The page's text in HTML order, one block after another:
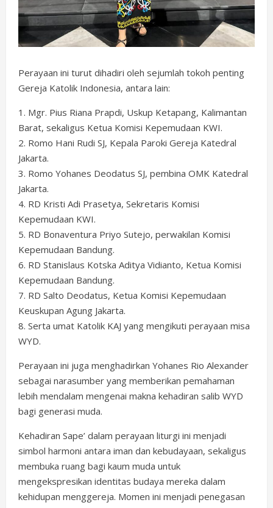
Perayaan ini turut dihadiri oleh sejumlah tokoh penting
Gereja Katolik Indonesia, antara lain:
1. Mgr. Pius Riana Prapdi, Uskup Ketapang, Kalimantan
Barat, sekaligus Ketua Komisi Kepemudaan KWI.
2. Romo Hani Rudi SJ, Kepala Paroki Gereja Katedral
Jakarta.
3. Romo Yohanes Deodatus SJ, pembina OMK Katedral
Jakarta.
4. RD Kristi Adi Prasetya, Sekretaris Komisi
Kepemudaan KWI.
5. RD Bonaventura Priyo Sutejo, perwakilan Komisi
Kepemudaan Bandung.
6. RD Stanislaus Kotska Aditya Vidianto, Ketua Komisi
Kepemudaan Bandung.
7. RD Salto Deodatus, Ketua Komisi Kepemudaan
Keuskupan Agung Jakarta.
8. Serta umat Katolik KAJ yang mengikuti perayaan misa
WYD.
Perayaan ini juga menghadirkan Yohanes Rio Alexander
sebagai narasumber yang memberikan pemahaman
lebih mendalam mengenai makna kehadiran salib WYD
bagi generasi muda.
Kehadiran Sape’ dalam perayaan liturgi ini menjadi
simbol harmoni antara iman dan kebudayaan, sekaligus
membuka ruang bagi kaum muda untuk
mengekspresikan identitas budaya mereka dalam
kehidupan menggereja. Momen ini menjadi penegasan